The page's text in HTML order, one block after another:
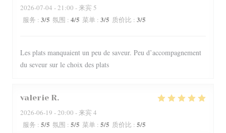
2026-07-04 - 21:00 - 来宾 5
服务 : 3/5 氛围 : 4/5 菜单 : 3/5 质价比 : 3/5
Les plats manquaient un peu de saveur. Peu d’accompagnement
du seveur sur le choix des plats
valerie R
2026-06-19 - 20:00 - 来宾 4
服务 : 5/5 氛围 : 5/5 菜单 : 5/5 质价比 : 5/5